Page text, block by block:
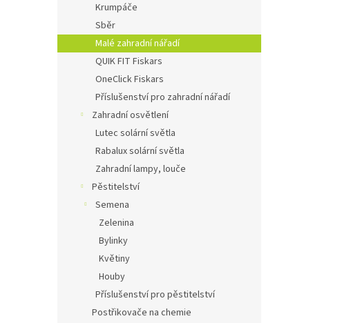
Krumpáče
Sběr
Malé zahradní nářadí
QUIK FIT Fiskars
OneClick Fiskars
Příslušenství pro zahradní nářadí
Zahradní osvětlení
Lutec solární světla
Rabalux solární světla
Zahradní lampy, louče
Pěstitelství
Semena
Zelenina
Bylinky
Květiny
Houby
Příslušenství pro pěstitelství
Postřikovače na chemie